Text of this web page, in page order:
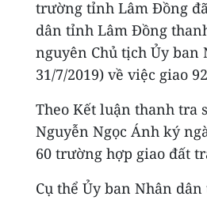
trường tỉnh Lâm Đồng
dân tỉnh Lâm Đồng
nguyên Chủ tịch Ủy ban
31/7/2019) về việc giao
Theo Kết luận thanh tra
Nguyễn Ngọc Ánh ký
60 trường hợp giao đất
Cụ thể Ủy ban Nhân